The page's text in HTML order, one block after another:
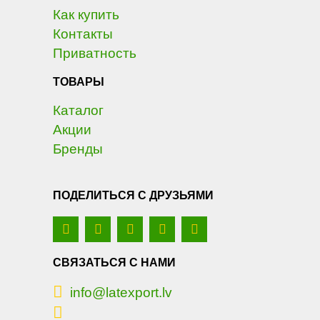
Как купить
Контакты
Приватность
ТОВАРЫ
Каталог
Акции
Бренды
ПОДЕЛИТЬСЯ С ДРУЗЬЯМИ
СВЯЗАТЬСЯ С НАМИ
info@latexport.lv